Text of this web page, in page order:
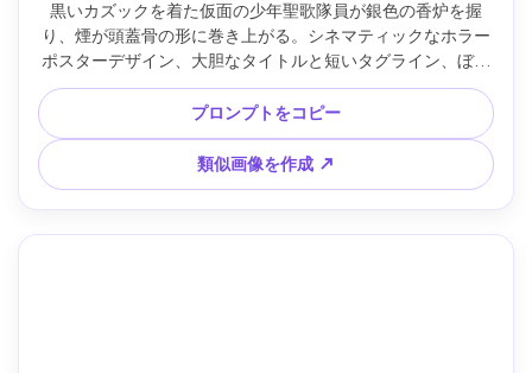
黒いカズックを着た仮面の少年聖歌隊員が銀色の香炉を握
り、煙が頭蓋骨の形に巻き上がる。シネマティックなホラー
ポスターデザイン、大胆なタイトルと短いタグライン、ぼか
しで示された教会内部、ステンドグラス越しのスポットライ
ト、Fujifilm GFX 100S・110mm f/2、クローズアップ三分の
一構図、劇的なコントラスト、自然な影、リアルな生地感、
高解像度、300dpiで印刷対応、控えめな色調とクリムゾンの
アクセント --ar 4:5
プロンプトをコピー
類似画像を作成 ↗